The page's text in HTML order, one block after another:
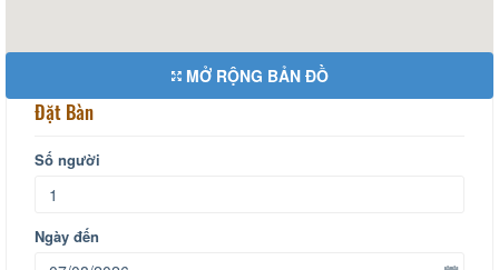
MỞ RỘNG BẢN ĐỒ
Đặt Bàn
Số người
Ngày đến